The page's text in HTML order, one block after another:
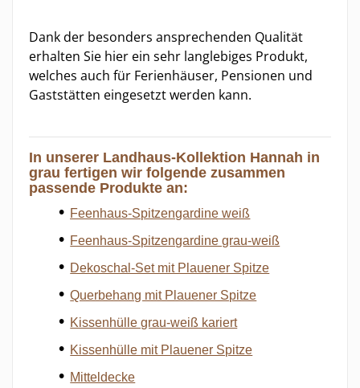
Dank der besonders ansprechenden Qualität
erhalten Sie hier ein sehr langlebiges Produkt,
welches auch für Ferienhäuser, Pensionen und
Gaststätten eingesetzt werden kann.
In unserer Landhaus-Kollektion Hannah in
grau fertigen wir folgende zusammen
passende Produkte an:
Feenhaus-Spitzengardine weiß
Feenhaus-Spitzengardine grau-weiß
Dekoschal-Set mit Plauener Spitze
Querbehang mit Plauener Spitze
Kissenhülle grau-weiß kariert
Kissenhülle mit Plauener Spitze
Mitteldecke